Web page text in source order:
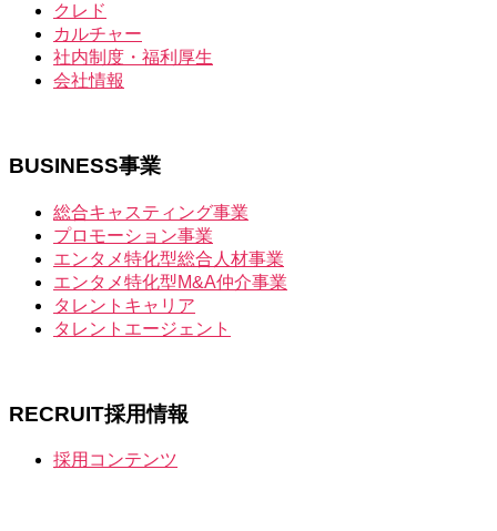
クレド
カルチャー
社内制度・福利厚生
会社情報
BUSINESS事業
総合キャスティング事業
プロモーション事業
エンタメ特化型総合人材事業
エンタメ特化型M&A仲介事業
タレントキャリア
タレントエージェント
RECRUIT採用情報
採用コンテンツ